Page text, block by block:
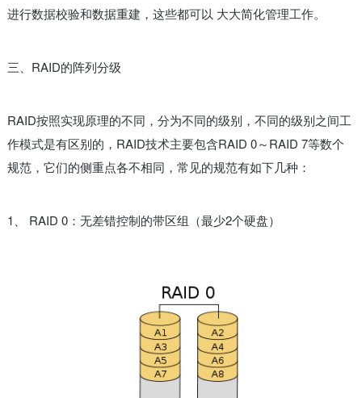
进行数据校验和数据重建，这些都可以 大大简化管理工作。
三、RAID的阵列分级
RAID按照实现原理的不同，分为不同的级别，不同的级别之间工
作模式是有区别的，RAID技术主要包含RAID 0～RAID 7等数个
规范，它们的侧重点各不相同，常见的规范有如下几种：
1、 RAID 0：无差错控制的带区组（最少2个硬盘）